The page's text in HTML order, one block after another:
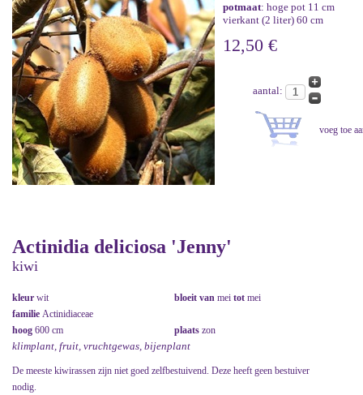
potmaat: hoge pot 11 cm
vierkant (2 liter) 60 cm
12,50 €
aantal:
Actinidia deliciosa 'Jenny'
kiwi
kleur wit bloeit van mei tot mei
familie Actinidiaceae
hoog 600 cm plaats zon
klimplant, fruit, vruchtgewas, bijenplant
De meeste kiwirassen zijn niet goed zelfbestuivend. Deze heeft geen bestuiver
nodig.